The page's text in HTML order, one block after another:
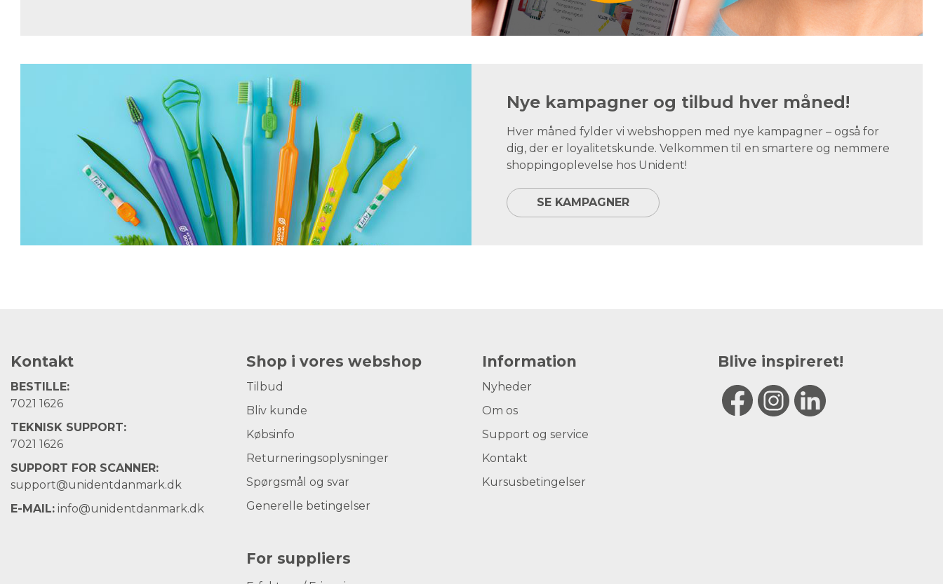
Nye kampagner og tilbud hver måned!
Hver måned fylder vi webshoppen med nye kampagner – også for
dig, der er loyalitetskunde. Velkommen til en smartere og nemmere
shoppingoplevelse hos Unident!
SE KAMPAGNER
Kontakt
BESTILLE:
7021 1626
TEKNISK SUPPORT:
7021 1626
SUPPORT FOR SCANNER:
support@unidentdanmark.dk
E-MAIL: info@unidentdanmark.dk
Shop i vores webshop
Tilbud
Bliv kunde
Købsinfo
Returneringsoplysninger
Spørgsmål og svar
Generelle betingelser
For suppliers
Information
Nyheder
Om os
Support og service
Kontakt
Kursusbetingelser
Blive inspireret!